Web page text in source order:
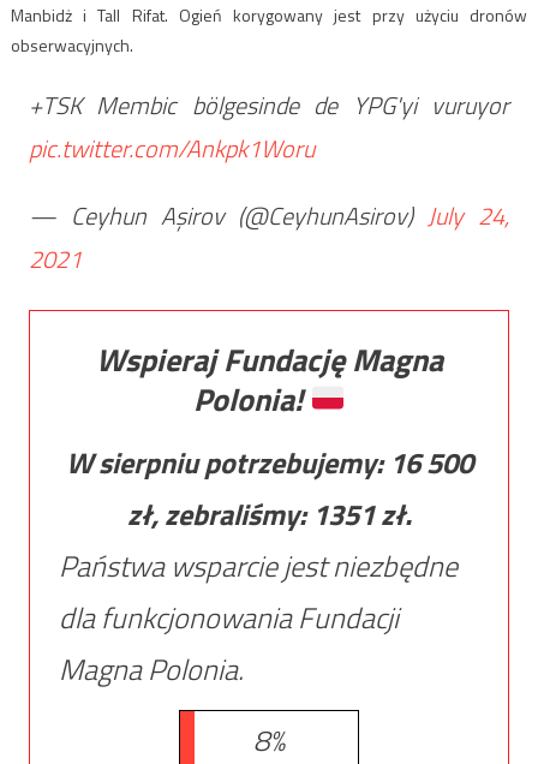
Manbidż i Tall Rifat. Ogień korygowany jest przy użyciu dronów
obserwacyjnych.
+TSK Membic bölgesinde de YPG'yi vuruyor
pic.twitter.com/Ankpk1Woru
— Ceyhun Aşirov (@CeyhunAsirov)July 24,
2021
Wspieraj Fundację Magna
Polonia!
W sierpniu potrzebujemy: 16 500
zł, zebraliśmy: 1351zł.
Państwa wsparcie jest niezbędne
dla funkcjonowania Fundacji
Magna Polonia.
8%